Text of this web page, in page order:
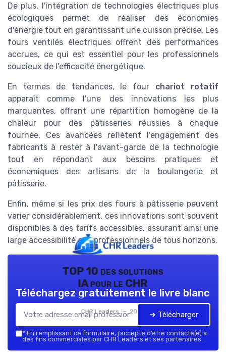
De plus, l'intégration de technologies électriques plus
écologiques permet de réaliser des économies
d'énergie tout en garantissant une cuisson précise. Les
fours ventilés électriques offrent des performances
accrues, ce qui est essentiel pour les professionnels
soucieux de l'efficacité énergétique.
En termes de tendances, le four chariot rotatif
apparaît comme l'une des innovations les plus
marquantes, offrant une répartition homogène de la
chaleur pour des pâtisseries réussies à chaque
fournée. Ces avancées reflètent l'engagement des
fabricants à rester à l'avant-garde de la technologie
tout en répondant aux besoins pratiques et
économiques des artisans de la boulangerie et
pâtisserie.
Enfin, même si les prix des fours à pâtisserie peuvent
varier considérablement, ces innovations sont souvent
disponibles à des tarifs accessibles, assurant ainsi une
large accessibilité aux professionnels de tous horizons.
TOP 10 des solutions
IA pour le CHR
CHR Leaders — 2026
Téléchargez gratuitement le livre blanc
➔ Télécharger
* En remplissant ce formulaire, j’accepte d’être contacté(e) à
des fins commerciales par CHR Leaders et ses partenaires.